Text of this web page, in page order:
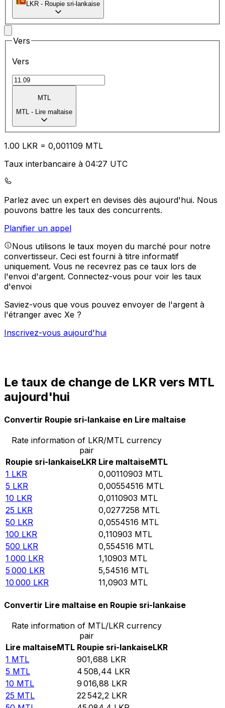
LKR - Roupie sri-lankaise
Vers
Vers
MTL
MTL - Lire maltaise
1.00 LKR = 0,001109 MTL
Taux interbancaire à 04:27 UTC
Parlez avec un expert en devises dès aujourd'hui. Nous
pouvons battre les taux des concurrents.
Planifier un appel
Nous utilisons le taux moyen du marché pour notre
convertisseur. Ceci est fourni à titre informatif
uniquement. Vous ne recevrez pas ce taux lors de
l'envoi d'argent. Connectez-vous pour voir les taux
d'envoi
Saviez-vous que vous pouvez envoyer de l'argent à
l'étranger avec Xe ?
Inscrivez-vous aujourd'hui
Le taux de change de LKR vers MTL
aujourd'hui
Convertir Roupie sri-lankaise en Lire maltaise
Rate information of LKR/MTL currency
pair
Roupie sri-lankaiseLKR Lire maltaiseMTL
1 LKR 0,00110903 MTL
5 LKR 0,00554516 MTL
10 LKR 0,0110903 MTL
25 LKR 0,0277258 MTL
50 LKR 0,0554516 MTL
100 LKR 0,110903 MTL
500 LKR 0,554516 MTL
1 000 LKR 1,10903 MTL
5 000 LKR 5,54516 MTL
10 000 LKR 11,0903 MTL
Convertir Lire maltaise en Roupie sri-lankaise
Rate information of MTL/LKR currency
pair
Lire maltaiseMTL Roupie sri-lankaiseLKR
1 MTL 901,688 LKR
5 MTL 4 508,44 LKR
10 MTL 9 016,88 LKR
25 MTL 22 542,2 LKR